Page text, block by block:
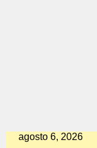
agosto 6, 2026